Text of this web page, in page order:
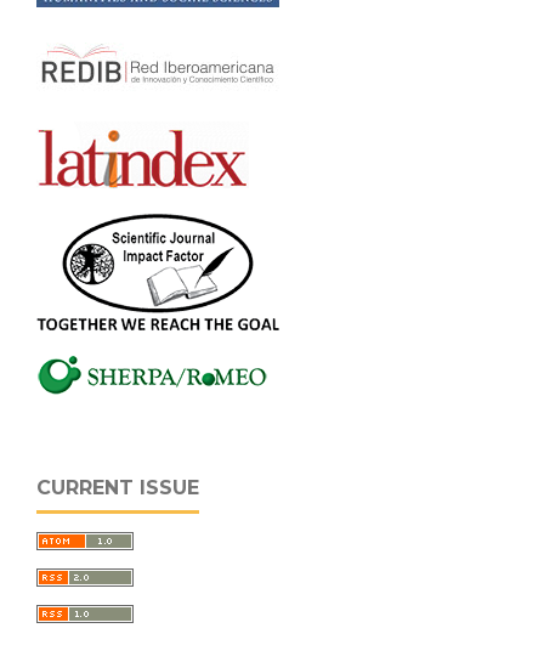
CURRENT ISSUE